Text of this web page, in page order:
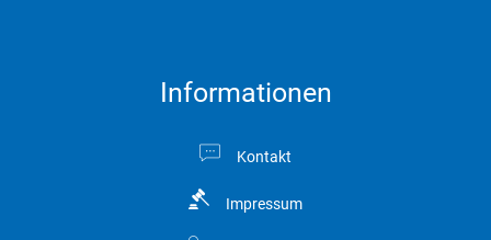
Informationen
Kontakt
Impressum